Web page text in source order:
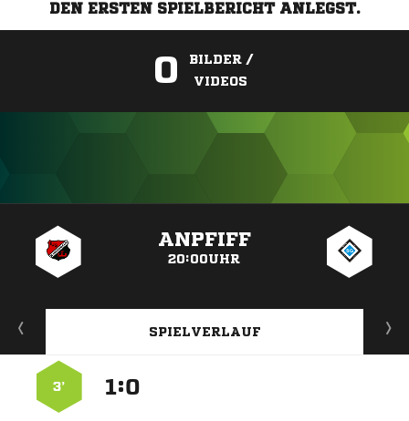
DEN ERSTEN SPIELBERICHT ANLEGST.
0
BILDER /
VIDEOS
ANPFIFF
20:00UHR
SPIELVERLAUF
:
3’